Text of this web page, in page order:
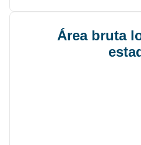
Área bruta